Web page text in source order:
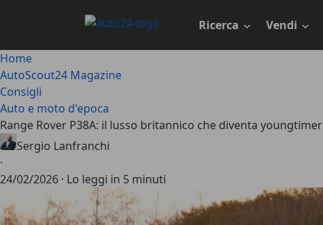
principale
Ricerca Vendi
Home
AutoScout24 Magazine
Consigli
Auto e moto d'epoca
Range Rover P38A: il lusso britannico che diventa youngtimer
Sergio Lanfranchi
·
24/02/2026 · Lo leggi in 5 minuti